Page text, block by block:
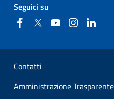
Seguici su
FacebookTwitter YouTubeInstagram
Sezione Link Utili
Contatti
Amministrazione Trasparente